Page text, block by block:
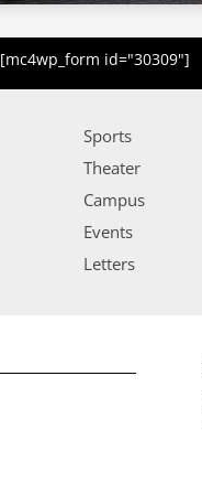
[mc4wp_form id="30309"]
Sports
Theater
Campus
Events
Letters